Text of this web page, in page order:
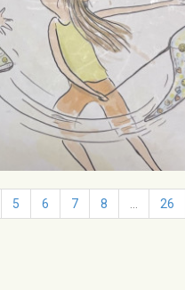
5 6 7 8 26